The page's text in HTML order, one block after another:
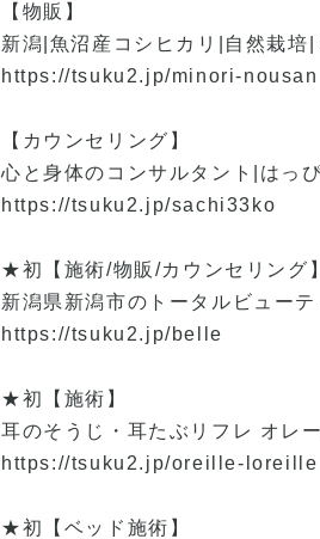
【物販】
新潟|魚沼産コシヒカリ|自然栽培|
https://tsuku2.jp/minori-nousan
【カウンセリング】
心と身体のコンサルタント|はっ
https://tsuku2.jp/sachi33ko
★初【施術/物販/カウンセリング】
新潟県新潟市のトータルビュー
https://tsuku2.jp/belle
★初【施術】
耳のそうじ・耳たぶリフレ オレ
https://tsuku2.jp/oreille-loreille
★初【ベッド施術】